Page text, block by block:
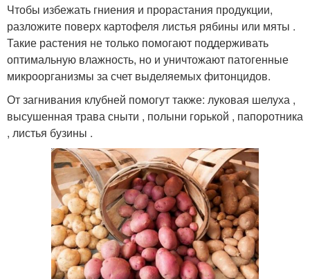
Чтобы избежать гниения и прорастания продукции,
разложите поверх картофеля листья рябины или мяты .
Такие растения не только помогают поддерживать
оптимальную влажность, но и уничтожают патогенные
микроорганизмы за счет выделяемых фитонцидов.
От загнивания клубней помогут также: луковая шелуха ,
высушенная трава сныти , полыни горькой , папоротника
, листья бузины .